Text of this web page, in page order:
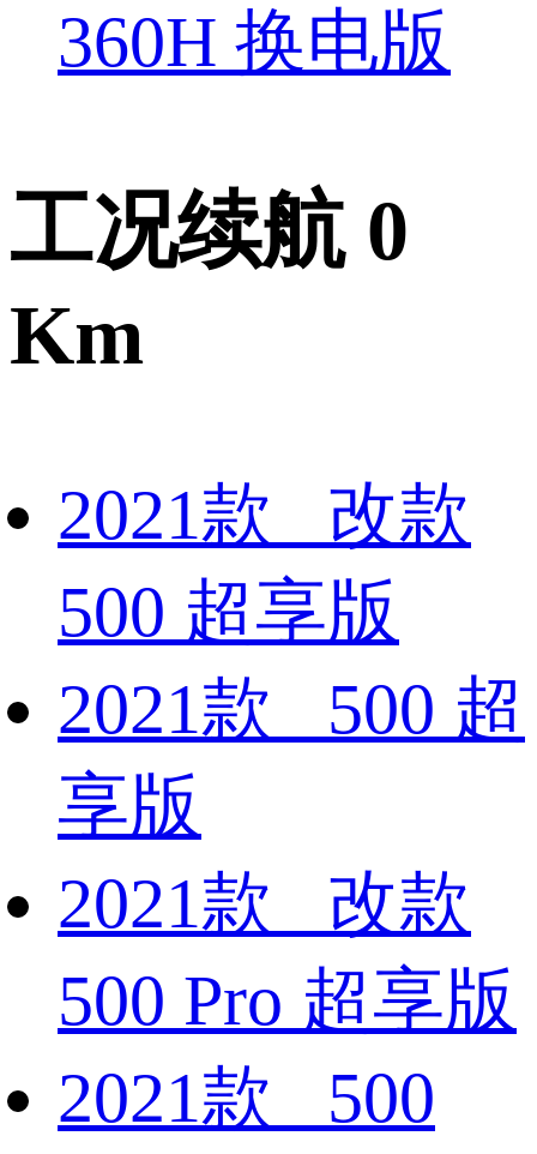
360H 换电版
工况续航 0
Km
2021款 改款
500 超享版
2021款 500 超
享版
2021款 改款
500 Pro 超享版
2021款 500